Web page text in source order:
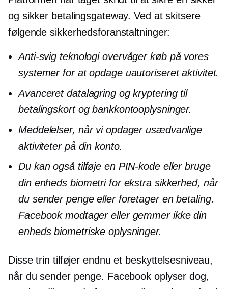
og sikker betalingsgateway. Ved at skitsere
følgende sikkerhedsforanstaltninger:
Anti-svig teknologi overvåger køb på vores
systemer for at opdage uautoriseret aktivitet.
Avanceret datalagring og kryptering til
betalingskort og bankkontooplysninger.
Meddelelser, når vi opdager usædvanlige
aktiviteter på din konto.
Du kan også tilføje en PIN-kode eller bruge
din enheds biometri for ekstra sikkerhed, når
du sender penge eller foretager en betaling.
Facebook modtager eller gemmer ikke din
enheds biometriske oplysninger.
Disse trin tilføjer endnu et beskyttelsesniveau,
når du sender penge. Facebook oplyser dog,